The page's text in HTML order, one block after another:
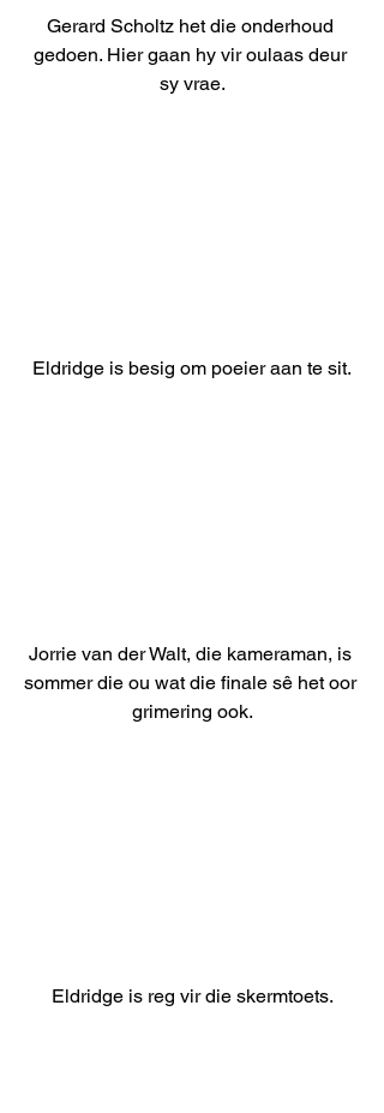
Gerard Scholtz het die onderhoud
gedoen. Hier gaan hy vir oulaas deur
sy vrae.
Eldridge is besig om poeier aan te sit.
Jorrie van der Walt, die kameraman, is
sommer die ou wat die finale sê het oor
grimering ook.
Eldridge is reg vir die skermtoets.